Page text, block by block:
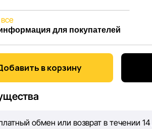
для покупателей
сети магазинов Sportlandia, ценим
мы работаем над тем, чтобы
на сайте, была максимально
решение о покупке.
на постоянный контроль,
в корзину
обмен или возврат в течении